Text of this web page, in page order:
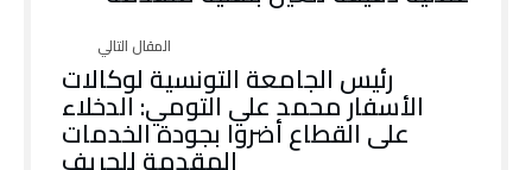
رئيس الجامعة التونسية لوكالات
الأسفار محمد علي التومي: الدخلاء
على القطاع أضروا بجودة الخدمات